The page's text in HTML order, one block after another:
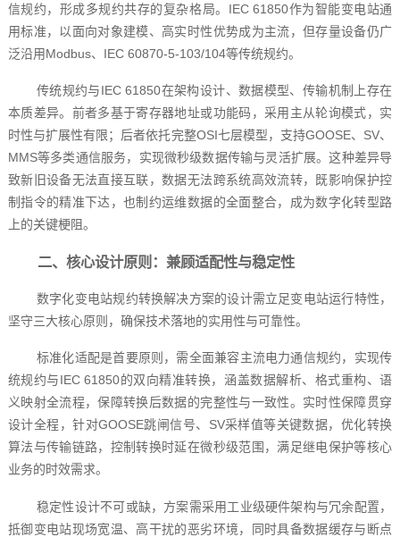
信规约，形成多规约共存的复杂格局。IEC 61850作为智能变电站通
用标准，以面向对象建模、高实时性优势成为主流，但存量设备仍广
泛沿用Modbus、IEC 60870-5-103/104等传统规约。
传统规约与IEC 61850在架构设计、数据模型、传输机制上存在
本质差异。前者多基于寄存器地址或功能码，采用主从轮询模式，实
时性与扩展性有限；后者依托完整OSI七层模型，支持GOOSE、SV、
MMS等多类通信服务，实现微秒级数据传输与灵活扩展。这种差异导
致新旧设备无法直接互联，数据无法跨系统高效流转，既影响保护控
制指令的精准下达，也制约运维数据的全面整合，成为数字化转型路
上的关键梗阻。
二、核心设计原则：兼顾适配性与稳定性
数字化变电站规约转换解决方案的设计需立足变电站运行特性，
坚守三大核心原则，确保技术落地的实用性与可靠性。
标准化适配是首要原则，需全面兼容主流电力通信规约，实现传
统规约与IEC 61850的双向精准转换，涵盖数据解析、格式重构、语
义映射全流程，保障转换后数据的完整性与一致性。实时性保障贯穿
设计全程，针对GOOSE跳闸信号、SV采样值等关键数据，优化转换
算法与传输链路，控制转换时延在微秒级范围，满足继电保护等核心
业务的时效需求。
稳定性设计不可或缺，方案需采用工业级硬件架构与冗余配置，
抵御变电站现场宽温、高干扰的恶劣环境，同时具备数据缓存与断点